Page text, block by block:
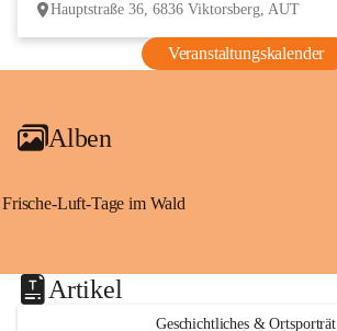
Hauptstraße 36, 6836 Viktorsberg, AUT
Veranstaltungskalender
Alben
Frische-Luft-Tage im Wald
Artikel
Geschichtliches & Ortsporträt